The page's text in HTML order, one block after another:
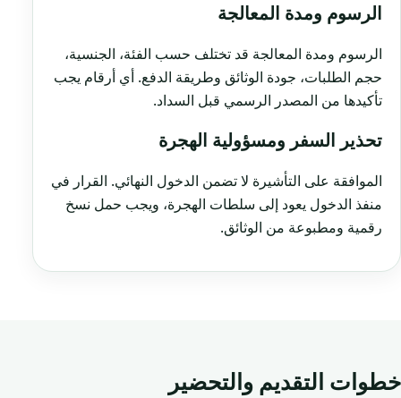
الرسوم ومدة المعالجة
الرسوم ومدة المعالجة قد تختلف حسب الفئة، الجنسية،
حجم الطلبات، جودة الوثائق وطريقة الدفع. أي أرقام يجب
تأكيدها من المصدر الرسمي قبل السداد.
تحذير السفر ومسؤولية الهجرة
الموافقة على التأشيرة لا تضمن الدخول النهائي. القرار في
منفذ الدخول يعود إلى سلطات الهجرة، ويجب حمل نسخ
رقمية ومطبوعة من الوثائق.
خطوات التقديم والتحضير